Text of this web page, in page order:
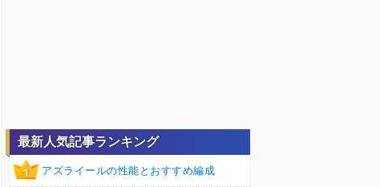
最新人気記事ランキング
1 アズライールの性能とおすすめ編成